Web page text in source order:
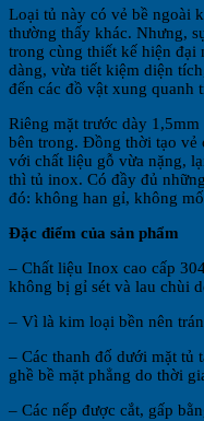
Loại tủ này có vẻ bề ngoài
thường thấy khác. Nhưng,
trong cùng thiết kế hiện đại
dàng, vừa tiết kiệm diện
đến các đồ vật xung quanh
Riêng mặt trước dày
bên trong. Đồng thời tạo vẻ
với chất liệu gỗ vừa nặng,
thì tủ inox. Có đầy đủ
đó: không han gỉ, không
Đặc điểm của sản phẩm
– Chất liệu Inox cao cấp
không bị gỉ sét và lau chùi
– Vì là kim loại bền nên
– Các thanh đố dưới mặt tủ
ghề bề mặt phẳng do thời
– Các nếp được cắt, gấp